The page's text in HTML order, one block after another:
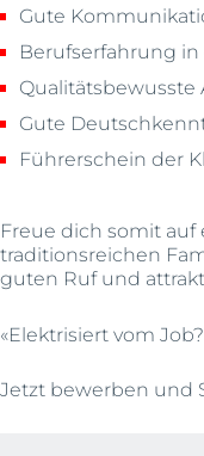
Gute
Berufserfahrung
Qualitätsbewusste
Gute
Führerschein der
Freue dich somit
traditionsreichen
guten Ruf und
«Elektrisiert vom
Jetzt bewerben und